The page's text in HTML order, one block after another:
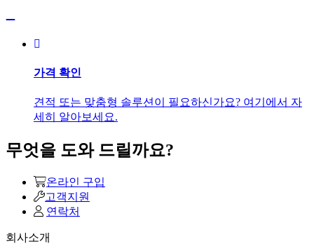
가격 확인
견적 또는 맞춤형 솔루션이 필요하신가요? 여기에서 자
세히 알아보세요.
무엇을 도와 드릴까요?
온라인 구입
고객지원
연락처
회사소개